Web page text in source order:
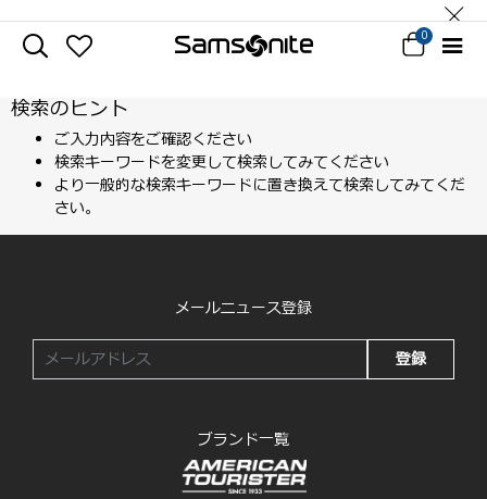
0
検索のヒント
ご入力内容をご確認ください
検索キーワードを変更して検索してみてください
より一般的な検索キーワードに置き換えて検索してみてくだ
さい。
メールニュース登録
登録
ブランド一覧